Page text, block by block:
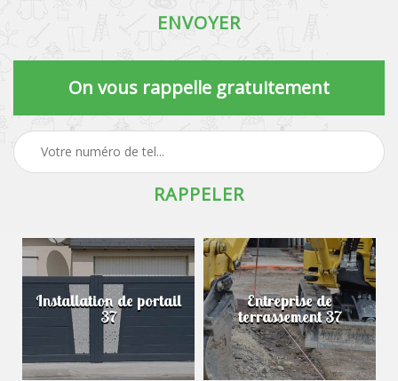
On vous rappelle gratuitement
Installation de portail
37
Entreprise de
terrassement 37